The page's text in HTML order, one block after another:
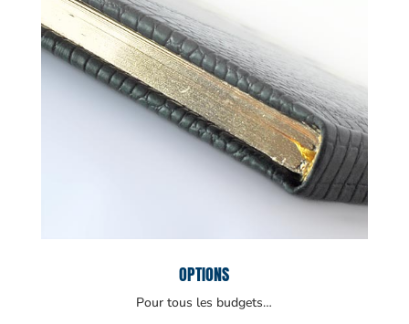
OPTIONS
Pour tous les budgets…